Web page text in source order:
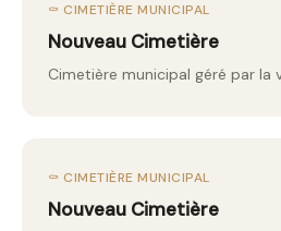
⚰️ CIMETIÈRE MUNICIPAL
Nouveau Cimetière
Cimetière municipal géré par la
⚰️ CIMETIÈRE MUNICIPAL
Nouveau Cimetière